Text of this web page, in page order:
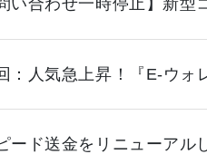
い合わせ一時停止】新型
：人気急上昇！『E-ウォ
ード送金をリニューアル